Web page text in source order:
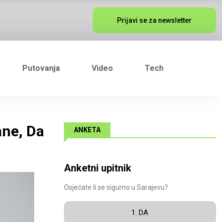
Prijavi se za newsletter
Putovanja Video Tech
Da
ANKETA
Anketni upitnik
Osjećate li se sigurno u Sarajevu?
1. DA